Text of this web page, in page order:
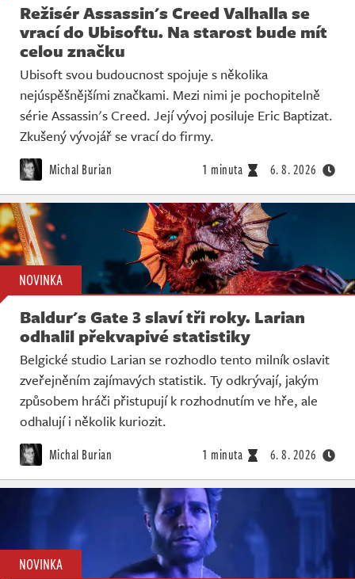
Režisér Assassin's Creed Valhalla se
vrací do Ubisoftu. Na starost bude mít
celou značku
Ubisoft svou budoucnost spojuje s několika
nejúspěšnějšími značkami. Mezi nimi je pochopitelně
série Assassin's Creed. Její vývoj posiluje Eric Baptizat.
Zkušený vývojář se vrací do firmy.
Michal Burian 1 minuta 6. 8. 2026
NOVINKA
Baldur's Gate 3 slaví tři roky. Larian
odhalil překvapivé statistiky
Belgické studio Larian se rozhodlo tento milník oslavit
zveřejněním zajímavých statistik. Ty odkrývají, jakým
způsobem hráči přistupují k rozhodnutím ve hře, ale
odhalují i několik kuriozit.
Michal Burian 1 minuta 6. 8. 2026
NOVINKA